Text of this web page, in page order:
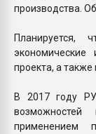
производства.
Планируется,
экономические
проекта, а также
В 2017 году
возможностей
применением